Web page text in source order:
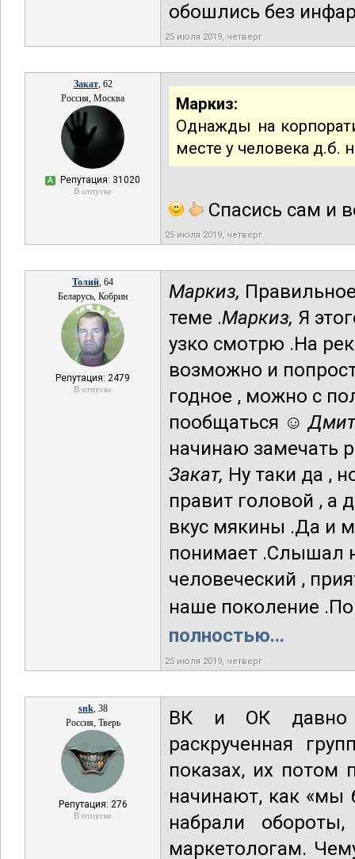
обошлись без
25 июля 2019, четверг
Закат, 62
Россия, Москва
А Репутация: 31020
В отпуске
Маркиз:
Однажды на
месте у человека д.б.
Спасись сам и
25 июля 2019, четверг
Толий, 64
Беларусь, Кобрин
Репутация: 2479
В отпуске
Маркиз,
теме .Маркиз, Я
узко смотрю .На
возможно и
годное , можно с
пообщаться ☺
начинаю замечать
Закат, Ну таки да ,
правит головой , а
вкус мякины .Да и
понимает .Слышал
человеческий ,
наше поколение
полностью...
25 июля 2019, четверг
snk, 38
Россия, Тверь
Репутация: 276
В отпуске
ВК и ОК давно
раскрученная
показах, их потом
начинают, как «мы
набрали
маркетологам.